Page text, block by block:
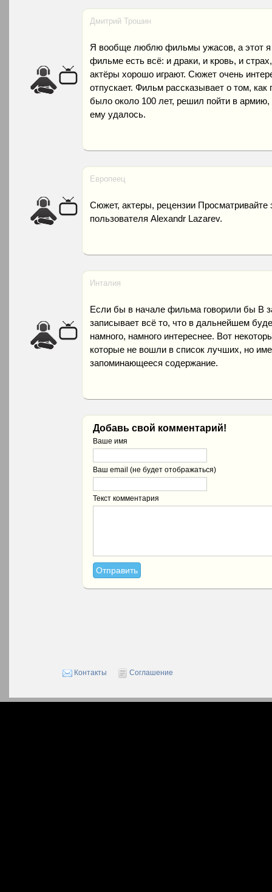
Дмитрий Трошин
Я вообще люблю фильмы ужасов, а этот
фильме есть всё: и драки, и кровь, и
актёры хорошо играют. Сюжет очень
отпускает. Фильм рассказывает о том,
было около 100 лет, решил пойти в
ему удалось.
Европеец
Сюжет, актеры, рецензии
пользователя Alexandr Lazarev.
Инталия
Если бы в начале фильма говорили бы В
записывает всё то, что в дальнейшем
намного, намного интереснее. Вот
которые не вошли в список лучших, но
запоминающееся содержание.
Добавь свой комментарий!
Ваше имя
Ваш email (не будет отображаться)
Текст комментария
Контакты Соглашение